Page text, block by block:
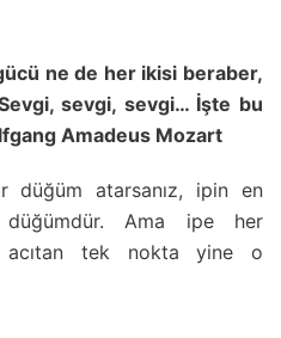
ne de her ikisi beraber,
sevgi, sevgi… İşte bu
Amadeus Mozart
düğüm atarsanız, ipin en
Ama ipe her
acıtan tek nokta yine o